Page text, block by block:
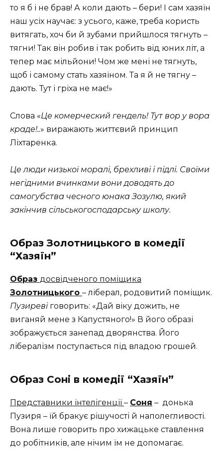
то я б і не брав! А коли дають – бери! І сам хазяїн
наш усіх научає: з усього, каже, треба користь
витягать, хоч би й зубами прийшлося тягнуть –
тягни! Так він робив і так робить від юних літ, а
тепер має мільйони! Чом же мені не тягнуть,
щоб і самому стать хазяїном. Та я й не тягну –
дають. Тут і гріха не має!»
Слова «Це комерческий гендель! Тут вор у вора
краде!..» виражають життєвий принцип
Ліхтаренка.
Це люди низької моралі, брехливі і підлі. Своїми
негідними вчинками вони доводять до
самогубства чесного юнака Зозулю, який
закінчив сільськогосподарську школу.
Образ Золотницького в комедії
“Хазяїн”
Образ досвідченого поміщика
Золотницького – ліберал, родовитий поміщик.
Пузиреві говорить: «Дай віку дожить, не
виганяй мене з Капустяного!» В його образі
зображується занепад дворянства. Його
лібералізм поступається під владою грошей.
Образ Соні в комедії “Хазяїн”
Представники інтелігенції – Соня – донька
Пузиря – їй бракує рішучості й наполегливості.
Вона лише говорить про хижацьке ставлення
до робітників, але нічим їм не допомагає.